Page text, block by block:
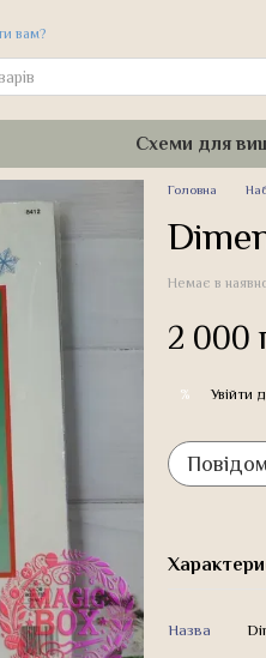
вам?
Схеми для
Головна
Немає в
2 000
% Увійти
Назва